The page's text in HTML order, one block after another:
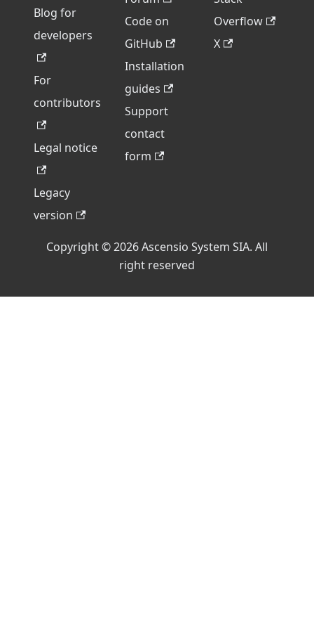
Blog for
developers
For
contributors
Legal notice
Legacy
version
Code on
GitHub
Installation
guides
Support
contact
form
Overflow
X
Copyright © 2026 Ascensio System SIA. All
right reserved